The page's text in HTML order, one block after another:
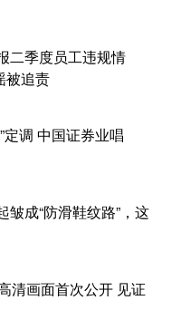
二季度员工违规情
被追责
定调 中国证券业唱
皱成“防滑鞋纹路”，这
清画面首次公开 见证